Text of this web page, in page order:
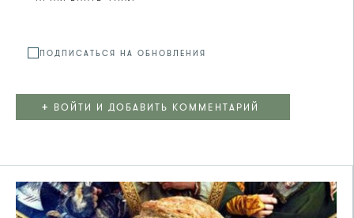
ПОДПИСАТЬСЯ НА ОБНОВЛЕНИЯ
+ ВОЙТИ И ДОБАВИТЬ КОММЕНТАРИЙ